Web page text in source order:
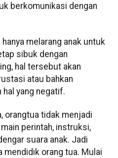
berkomunikasi dengan
melarang anak untuk
sibuk dengan
hal tersebut akan
atau bahkan
hal yang negatif.
orangtua tidak menjadi
perintah, instruksi,
suara anak. Jadi
mendidik orang tua. Mulai